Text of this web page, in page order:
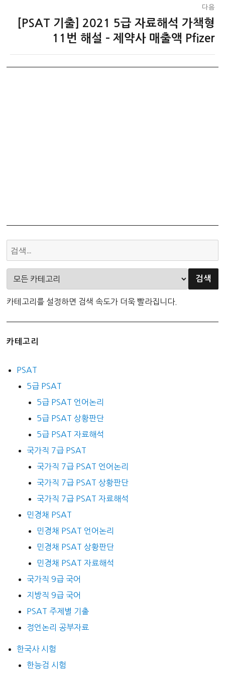
다음
[PSAT 기출] 2021 5급 자료해석 가책형
11번 해설 – 제약사 매출액 Pfizer
카테고리를 설정하면 검색 속도가 더욱 빨라집니다.
카테고리
PSAT
5급 PSAT
5급 PSAT 언어논리
5급 PSAT 상황판단
5급 PSAT 자료해석
국가직 7급 PSAT
국가직 7급 PSAT 언어논리
국가직 7급 PSAT 상황판단
국가직 7급 PSAT 자료해석
민경채 PSAT
민경채 PSAT 언어논리
민경채 PSAT 상황판단
민경채 PSAT 자료해석
국가직 9급 국어
지방직 9급 국어
PSAT 주제별 기출
정언논리 공부자료
한국사 시험
한능검 시험